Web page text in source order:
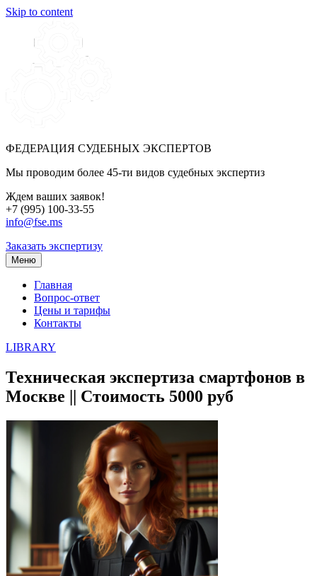
Skip to content
ФЕДЕРАЦИЯ СУДЕБНЫХ ЭКСПЕРТОВ
Мы проводим более 45-ти видов судебных экспертиз
Ждем ваших заявок!
+7 (995) 100-33-55
info@fse.ms
Заказать экспертизу
Меню
Главная
Вопрос-ответ
Цены и тарифы
Контакты
LIBRARY
Техническая экспертиза смартфонов в
Москве || Стоимость 5000 руб